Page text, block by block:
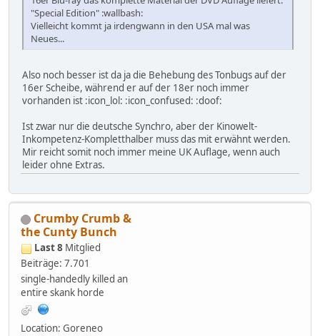
"Special Edition" :wallbash:
Vielleicht kommt ja irdengwann in den USA mal was
Neues...
Also noch besser ist da ja die Behebung des Tonbugs auf der
16er Scheibe, während er auf der 18er noch immer
vorhanden ist :icon_lol: :icon_confused: :doof:
Ist zwar nur die deutsche Synchro, aber der Kinowelt-
Inkompetenz-Kompletthalber muss das mit erwähnt werden.
Mir reicht somit noch immer meine UK Auflage, wenn auch
leider ohne Extras.
Crumby Crumb &
the Cunty Bunch
Last 8 Mitglied
Beiträge: 7.701
single-handedly killed an
entire skank horde
Location: Goreneo